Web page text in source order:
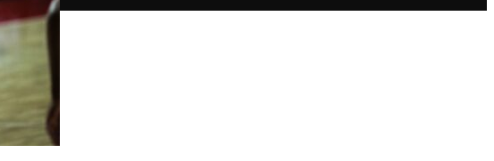
Semifinale
Af Stien For Fremtiden”